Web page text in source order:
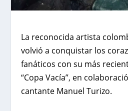
La reconocida artista
volvió a conquistar los
fanáticos con su más
“Copa Vacía”, en
cantante Manuel Turizo.